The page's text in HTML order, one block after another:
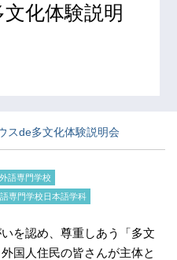
化体験説明
スde多文化体験説明会
語専門学校
専門学校日本語学科
を認め、尊重しあう「多文
国人住民の皆さんが主体と